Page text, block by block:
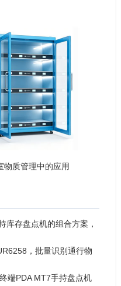
物质管理中的应用
库存盘点机的组合方案，
，批量识别通行物
端PDA MT7手持盘点机